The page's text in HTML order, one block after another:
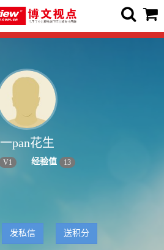
一pan花生
V1 经验值 13
发私信 送积分